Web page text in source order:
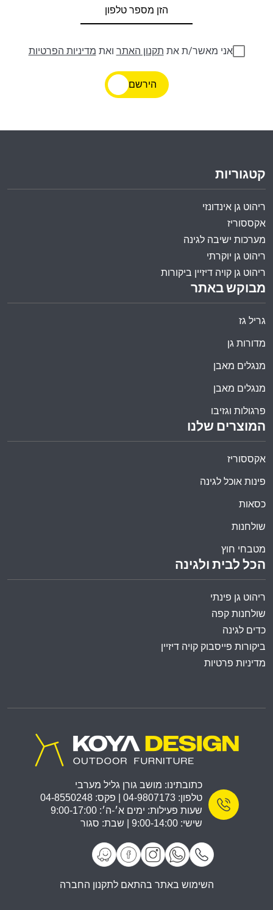
אני מאשר/ת את תקנון האתר ואת מדיניות הפרטיות
הירשם
הכל לבית ולגינה
ריהוט גן פינתי
שולחנות קפה
כדים לגינה
ביקורות פייסבוק קויה דיזיין
מדיניות פרטיות
המוצרים שלנו
אקססוריז
פינות אוכל לגינה
כסאות
שולחנות
מטבחי חוץ
מבוקש באתר
גריל גז
מדורות גן
מנגלים מאבן
מנגלים מאבן
פרגולות וגזיבו
קטגוריות
ריהוט גן אינדונזי
אקססוריז
מערכות ישיבה לגינה
ריהוט גן יוקרתי
ריהוט גן קויה דיזיין ביקורות
כתובתינו: מושב גורן גליל מערבי
טלפון: 04-9807173 | פקס: 04-8550248
שעות פעילות: ימים א׳-ה׳: 9:00-17:00
שישי: 9:00-14:00 | שבת: סגור
השימוש באתר בהתאם לתקנון החברה